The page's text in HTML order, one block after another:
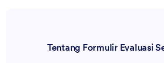
bahkan dapat meminta siswa mengirimkan
Tentang Formulir Evaluasi